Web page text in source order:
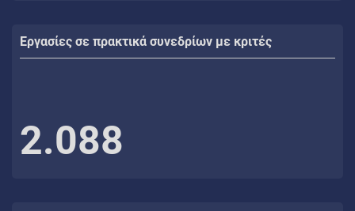
Εργασίες σε πρακτικά συνεδρίων με κριτές
2.088